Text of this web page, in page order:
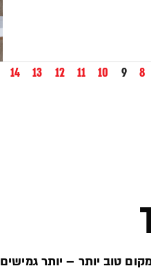
8
9
10
11
12
13
14
טוב יותר – יותר גמישים